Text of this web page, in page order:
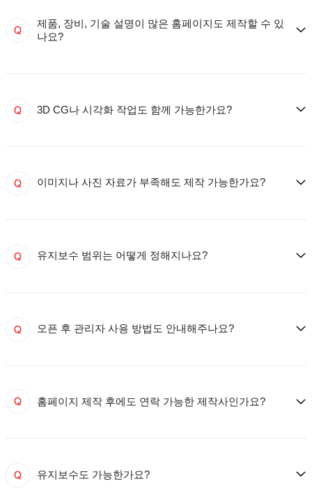
제품, 장비, 기술 설명이 많은 홈페이지도 제작할 수 있
나요?
3D CG나 시각화 작업도 함께 가능한가요?
이미지나 사진 자료가 부족해도 제작 가능한가요?
유지보수 범위는 어떻게 정해지나요?
오픈 후 관리자 사용 방법도 안내해주나요?
홈페이지 제작 후에도 연락 가능한 제작사인가요?
유지보수도 가능한가요?